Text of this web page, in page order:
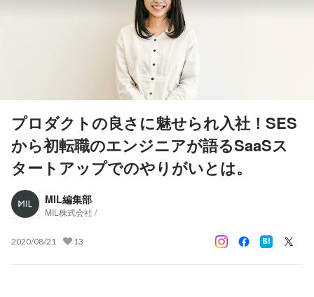
プロダクトの良さに魅せられ入社！SES
から初転職のエンジニアが語るSaaSス
タートアップでのやりがいとは。
MIL編集部
MIL株式会社 /
2020/08/21 13